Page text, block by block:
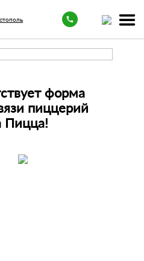
форма
пиццерий
Пицца!